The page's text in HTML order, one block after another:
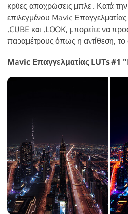
κρύες αποχρώσεις μπλε . Κατά
επιλεγμένου Mavic
.CUBE και .LOOK, μπορείτε να
παραμέτρους όπως η αντίθεση,
Mavic Επαγγελματίας LUTs